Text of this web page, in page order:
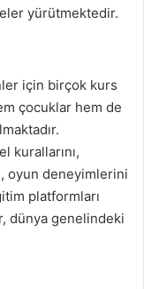
yürütmektedir.
için birçok kurs
çocuklar hem de
kurallarını,
oyun deneyimlerini
platformları
dünya genelindeki